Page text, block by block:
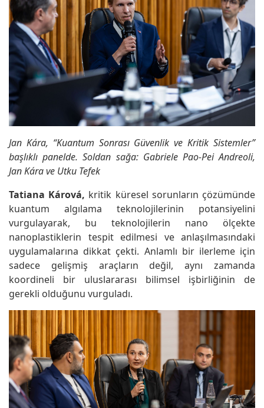
Jan Kára, “Kuantum Sonrası Güvenlik ve Kritik Sistemler”
başlıklı panelde. Soldan sağa: Gabriele Pao-Pei Andreoli,
Jan Kára ve Utku Tefek
Tatiana Kárová, kritik küresel sorunların çözümünde
kuantum algılama teknolojilerinin potansiyelini
vurgulayarak, bu teknolojilerin nano ölçekte
nanoplastiklerin tespit edilmesi ve anlaşılmasındaki
uygulamalarına dikkat çekti. Anlamlı bir ilerleme için
sadece gelişmiş araçların değil, aynı zamanda
koordineli bir uluslararası bilimsel işbirliğinin de
gerekli olduğunu vurguladı.